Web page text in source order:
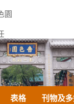
園
表格 刊物及